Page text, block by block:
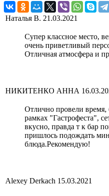
Наталья В. 21.03.2021
Супер классное место,
очень приветливый
Отличная атмосфера и
НИКИТЕНКО АННА
Отлично провели время,
рамках "Гастрофеста",
вкусно, правда т к бар
пришлось подождать
блюда.Рекомендую!
Alexey Derkach 15.03.2021